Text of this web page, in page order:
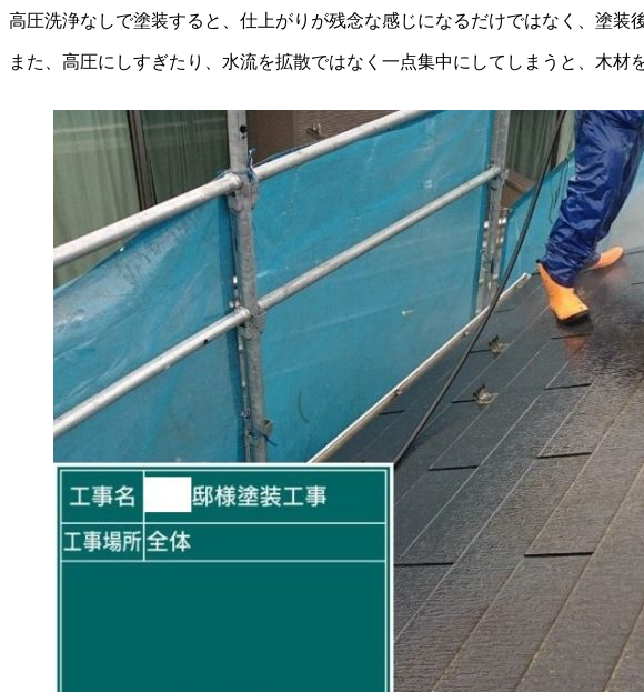
高圧洗浄なしで塗装すると、仕上がりが残念な感じになるだけではなく、塗
また、高圧にしすぎたり、水流を拡散ではなく一点集中にしてしまうと、木